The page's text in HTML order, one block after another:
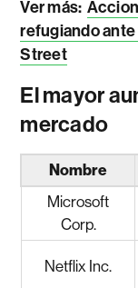
Ver más:
refugiando
Street
El mayor
mercado
Nombre
Microsoft
Corp.
Netflix Inc.